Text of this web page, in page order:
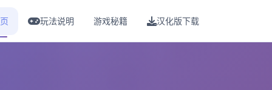
玩法说明 游戏秘籍 汉化版下载